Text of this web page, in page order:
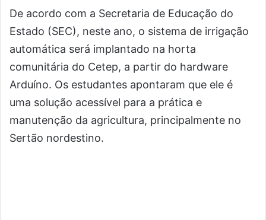
De acordo com a Secretaria de Educação do
Estado (SEC), neste ano, o sistema de irrigação
automática será implantado na horta
comunitária do Cetep, a partir do hardware
Arduíno. Os estudantes apontaram que ele é
uma solução acessível para a prática e
manutenção da agricultura, principalmente no
Sertão nordestino.